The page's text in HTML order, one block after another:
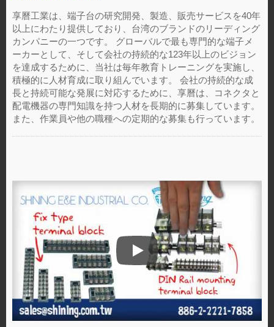
享曆工業は、端子台の研究開発、製造、販売サービスを40年
以上にわたり提供しており、台湾のブランドのリーディング
カンパニーの一つです。 グローバルで最も専門的な端子メ
ーカーとして、そして会社の持続的な123年以上のビジョン
を達成するために、当社は毎年教育トレーニングを実施し、
積極的に人材育成に取り組んでいます。 会社の持続的な成
長と持続可能な発展に対応するために、享曆は、コネクタと
配電機器の専門知識を持つ人材を長期的に募集しています。
また、作業員や他の職種への定期的な募集も行っています。
会社概要